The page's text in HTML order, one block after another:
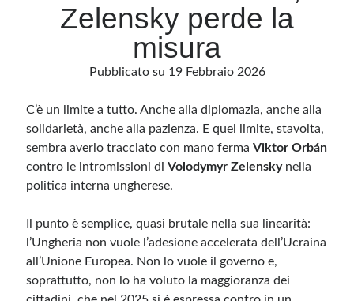
Categorie
Categorie
Questo blog non rappresenta una testata giornalistica, in quanto viene aggiornato
senza alcuna periodicità. Non può pertanto considerarsi un prodotto editoriale ai
sensi della legge n· 62 del 7.03.2001. L’autore non è responsabile di quanto
pubblicato dai lettori nei commenti ai vari post. Saranno comunque cancellati quelli
ritenuti offensivi o lesivi dell’immagine o dell’onorabilità di terzi, di genere spam,
razzisti o che contengano dati personali non conformi al rispetto delle norme sulla
privacy. Alcune immagini inserite in questo blog sono tratte da Internet e, pertanto,
considerate di pubblico dominio. Qualora la loro pubblicazione violasse eventuali
Zelensky perde la
misura
Pubblicato su 19 Febbraio 2026
C’è un limite a tutto. Anche alla diplomazia, anche alla
solidarietà, anche alla pazienza. E quel limite, stavolta,
sembra averlo tracciato con mano fermaViktor Orbán
contro le intromissioni diVolodymyr Zelenskynella
politica interna ungherese.
Il punto è semplice, quasi brutale nella sua linearità:
l’Ungheria non vuole l’adesione accelerata dell’Ucraina
all’Unione Europea. Non lo vuole il governo e,
soprattutto, non lo ha voluto la maggioranza dei